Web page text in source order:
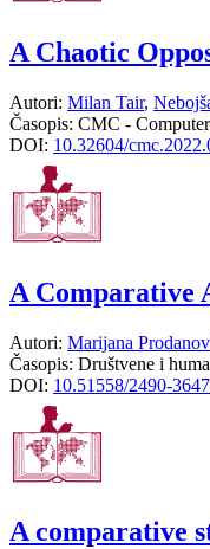
A Chaotic
Autori: Milan Tair,
Časopis: CMC -
DOI: 10.32604/
A Comparative
Autori: Marijana
Časopis: Društvene i
DOI: 10.51558/2490-
A comparative